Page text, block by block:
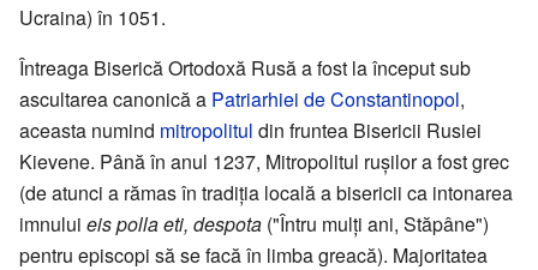
Ucraina) în 1051.
Întreaga Biserică Ortodoxă Rusă a fost la început sub
ascultarea canonică a Patriarhiei de Constantinopol,
aceasta numind mitropolitul din fruntea Bisericii Rusiei
Kievene. Până în anul 1237, Mitropolitul ruşilor a fost grec
(de atunci a rămas în tradiţia locală a bisericii ca intonarea
imnului eis polla eti, despota ("Întru mulţi ani, Stăpâne")
pentru episcopi să se facă în limba greacă). Majoritatea